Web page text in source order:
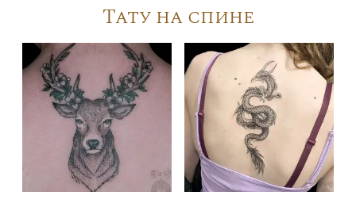
Тату на спине